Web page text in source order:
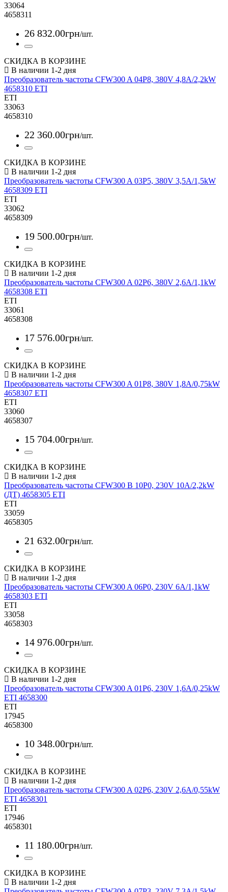
33064
4658311
26 832.00грн/шт.
СКИДКА В КОРЗИНЕ
Преобразователь частоты CFW300 A 04P8, 380V 4,8A/2,2kW
4658310 ETI
ETI
33063
4658310
22 360.00грн/шт.
СКИДКА В КОРЗИНЕ
Преобразователь частоты CFW300 A 03P5, 380V 3,5A/1,5kW
4658309 ETI
ETI
33062
4658309
19 500.00грн/шт.
СКИДКА В КОРЗИНЕ
Преобразователь частоты CFW300 A 02P6, 380V 2,6A/1,1kW
4658308 ETI
ETI
33061
4658308
17 576.00грн/шт.
СКИДКА В КОРЗИНЕ
Преобразователь частоты CFW300 A 01P8, 380V 1,8A/0,75kW
4658307 ETI
ETI
33060
4658307
15 704.00грн/шт.
СКИДКА В КОРЗИНЕ
Преобразователь частоты CFW300 B 10P0, 230V 10A/2,2kW
(ДТ) 4658305 ETI
ETI
33059
4658305
21 632.00грн/шт.
СКИДКА В КОРЗИНЕ
Преобразователь частоты CFW300 A 06P0, 230V 6A/1,1kW
4658303 ETI
ETI
33058
4658303
14 976.00грн/шт.
СКИДКА В КОРЗИНЕ
Преобразователь частоты CFW300 A 01P6, 230V 1,6A/0,25kW
ETI 4658300
ETI
17945
4658300
10 348.00грн/шт.
СКИДКА В КОРЗИНЕ
Преобразователь частоты CFW300 A 02P6, 230V 2,6A/0,55kW
ETI 4658301
ETI
17946
4658301
11 180.00грн/шт.
СКИДКА В КОРЗИНЕ